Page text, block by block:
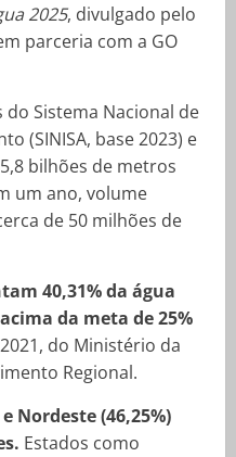
2025, divulgado pelo
parceria com a GO
Sistema Nacional de
(SINISA, base 2023) e
bilhões de metros
um ano, volume
de 50 milhões de
40,31% da água
da meta de 25%
do Ministério da
Regional.
Nordeste (46,25%)
Estados como